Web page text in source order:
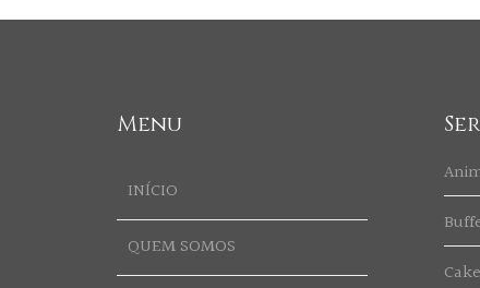
Menu
INÍCIO
QUEM SOMOS